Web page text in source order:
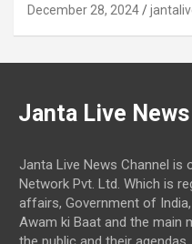
December 28, 2024
Janta Live News
Janta Live News Channel is
Network Pvt. Ltd. Which is
affairs, Government of
Awam ki Baat and the main